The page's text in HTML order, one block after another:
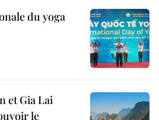
du yoga
et Gia Lai
le